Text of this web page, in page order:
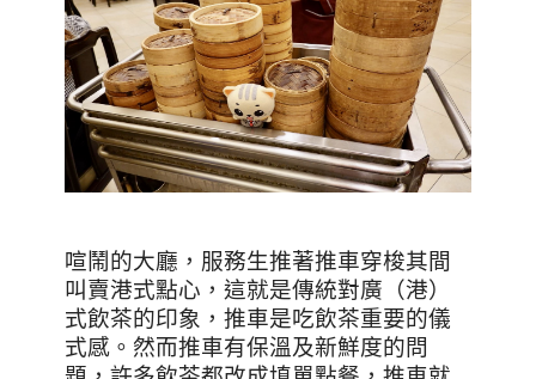
喧鬧的大廳，服務生推著推車穿梭其間
叫賣港式點心，這就是傳統對廣（港）
式飲茶的印象，推車是吃飲茶重要的儀
式感。然而推車有保溫及新鮮度的問